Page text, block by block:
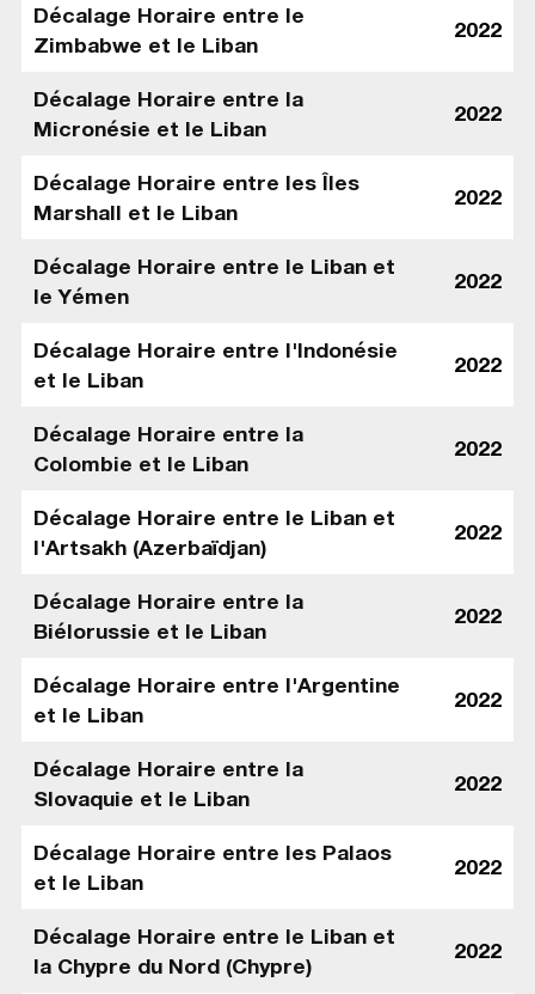
Décalage Horaire entre le
Zimbabwe et le Liban
2022
Décalage Horaire entre la
Micronésie et le Liban
2022
Décalage Horaire entre les Îles
Marshall et le Liban
2022
Décalage Horaire entre le Liban et
le Yémen
2022
Décalage Horaire entre l'Indonésie
et le Liban
2022
Décalage Horaire entre la
Colombie et le Liban
2022
Décalage Horaire entre le Liban et
l'Artsakh (Azerbaïdjan)
2022
Décalage Horaire entre la
Biélorussie et le Liban
2022
Décalage Horaire entre l'Argentine
et le Liban
2022
Décalage Horaire entre la
Slovaquie et le Liban
2022
Décalage Horaire entre les Palaos
et le Liban
2022
Décalage Horaire entre le Liban et
la Chypre du Nord (Chypre)
2022